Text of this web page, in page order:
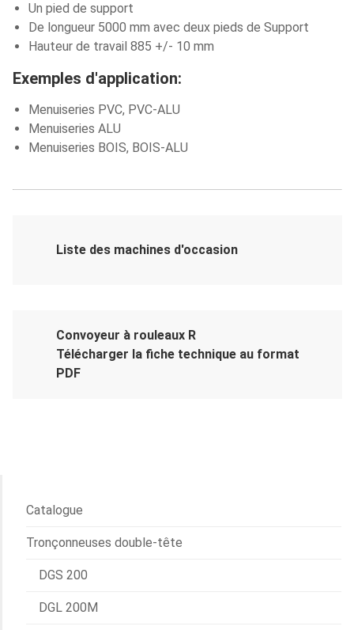
Un pied de support
De longueur 5000 mm avec deux pieds de Support
Hauteur de travail 885 +/- 10 mm
Exemples d'application:
Menuiseries PVC, PVC-ALU
Menuiseries ALU
Menuiseries BOIS, BOIS-ALU
Liste des machines d'occasion
Convoyeur à rouleaux R
Télécharger la fiche technique au format
PDF
Catalogue
Tronçonneuses double-tête
DGS 200
DGL 200M